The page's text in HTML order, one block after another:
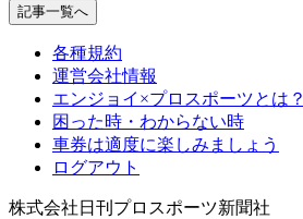
記事一覧へ
各種規約
運営会社情報
エンジョイ×プロスポーツとは？
困った時・わからない時
車券は適度に楽しみましょう
ログアウト
株式会社日刊プロスポーツ新聞社